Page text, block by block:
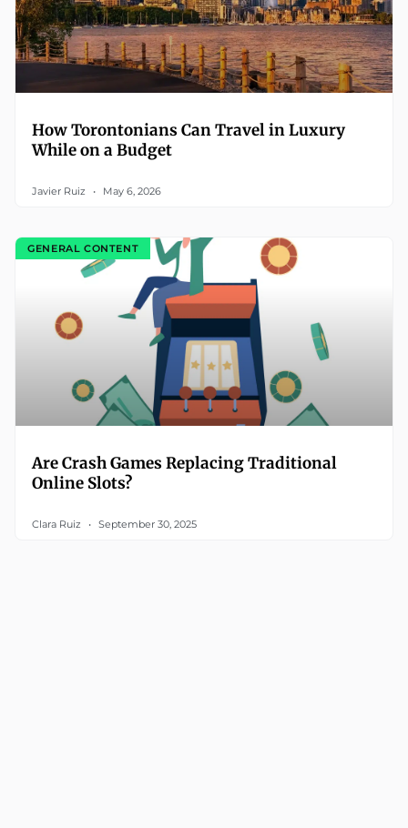
How Torontonians Can Travel in Luxury
While on a Budget
Javier Ruiz May 6, 2026
GENERAL CONTENT
Are Crash Games Replacing Traditional
Online Slots?
Clara Ruiz September 30, 2025